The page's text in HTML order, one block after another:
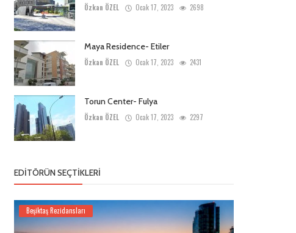
Özkan ÖZEL Ocak 17, 2023 2698
Maya Residence- Etiler
Özkan ÖZEL Ocak 17, 2023 2431
Torun Center- Fulya
Özkan ÖZEL Ocak 17, 2023 2297
EDITÖRÜN SEÇTIKLERI
Beşiktaş Rezidansları